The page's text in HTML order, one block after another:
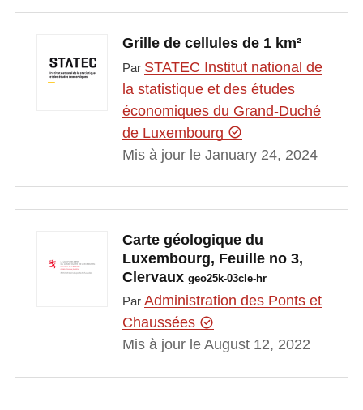
Grille de cellules de 1 km²
Par STATEC Institut national de
la statistique et des études
économiques du Grand-Duché
de Luxembourg
Mis à jour le January 24, 2024
Carte géologique du
Luxembourg, Feuille no 3,
Clervaux geo25k-03cle-hr
Par Administration des Ponts et
Chaussées
Mis à jour le August 12, 2022